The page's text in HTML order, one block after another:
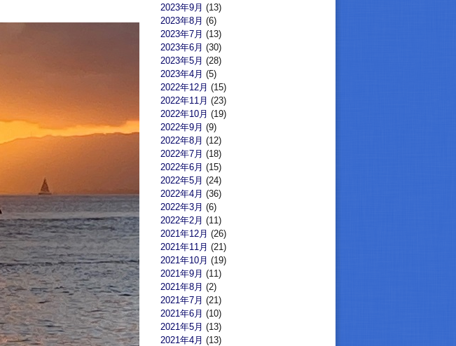
2023年9月 (13)
2023年8月 (6)
2023年7月 (13)
2023年6月 (30)
2023年5月 (28)
2023年4月 (5)
2022年12月 (15)
2022年11月 (23)
2022年10月 (19)
2022年9月 (9)
2022年8月 (12)
2022年7月 (18)
2022年6月 (15)
2022年5月 (24)
2022年4月 (36)
2022年3月 (6)
2022年2月 (11)
2021年12月 (26)
2021年11月 (21)
2021年10月 (19)
2021年9月 (11)
2021年8月 (2)
2021年7月 (21)
2021年6月 (10)
2021年5月 (13)
2021年4月 (13)